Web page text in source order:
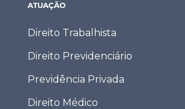
ATUAÇÃO
Direito Trabalhista
Direito Previdenciário
Previdência Privada
Direito Médico